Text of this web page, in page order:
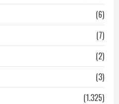
(6)
(7)
(2)
(3)
(1.325)